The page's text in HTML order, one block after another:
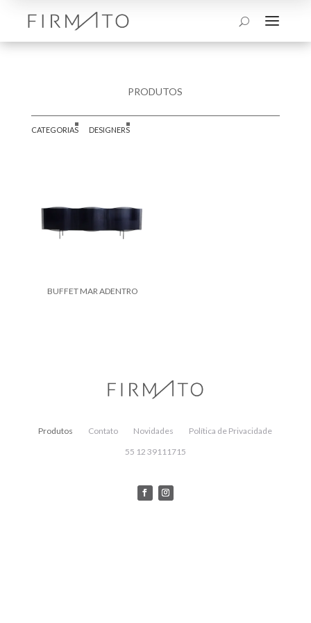
U a
PRODUTOS
CATEGORIAS DESIGNERS
BUFFET MAR ADENTRO
Produtos Contato Novidades
Política de Privacidade
55 12 39111715